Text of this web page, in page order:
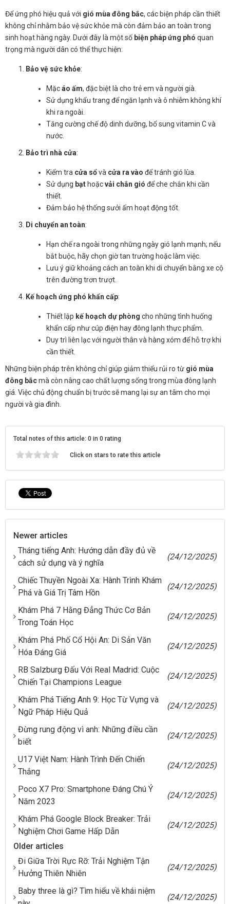
Để ứng phó hiệu quả với gió mùa đông bắc, các biện pháp cần thiết
không chỉ nhằm bảo vệ sức khỏe mà còn đảm bảo an toàn trong
sinh hoạt hàng ngày. Dưới đây là một số biện pháp ứng phó quan
trọng mà người dân có thể thực hiện:
Bảo vệ sức khỏe:
Mặcáo ấm, đặc biệt là cho trẻ em và người già.
Sử dụng khẩu trang để ngăn lạnh và ô nhiễm không khí
khi ra ngoài.
Tăng cường chế độ dinh dưỡng, bổ sung vitamin C và
nước.
Bảo trì nhà cửa:
Kiểm tra cửa sổvà cửa ra vào để tránh gió lùa.
Sử dụng bạt hoặcvải chắn gió để che chắn khi cần
thiết.
Đảm bảo hệ thống sưởi ấm hoạt động tốt.
Di chuyển an toàn:
Hạn chế ra ngoài trong những ngày gió lạnh mạnh; nếu
bắt buộc, hãy chọn giờ tan trường hoặc làm việc.
Lưu ý giữ khoảng cách an toàn khi di chuyển bằng xe cộ
trên đường trơn trượt.
Kế hoạch ứng phó khẩn cấp:
Thiết lập kế hoạch dự phòng cho những tình huống
khẩn cấp như cúp điện hay đông lạnh thực phẩm.
Duy trì liên lạc với người thân và hàng xóm để hỗ trợ khi
cần thiết.
Những biện pháp trên không chỉ giúp giảm thiểu rủi ro từ gió mùa
đông bắcmà còn nâng cao chất lượng sống trong mùa đông lạnh
giá. Việc chủ động chuẩn bị trước sẽ mang lại sự an tâm cho mọi
người và gia đình.
Total notes of this article: 0 in 0 rating
Click on stars to rate this article
Newer articles
Tháng tiếng Anh: Hướng dẫn đầy đủ về
cách sử dụng và ý nghĩa
(24/12/2025)
Chiếc Thuyền Ngoài Xa: Hành Trình Khám
Phá và Giá Trị Tâm Hồn
(24/12/2025)
Khám Phá 7 Hằng Đẳng Thức Cơ Bản
Trong Toán Học
(24/12/2025)
Khám Phá Phố Cổ Hội An: Di Sản Văn
Hóa Đáng Giá
(24/12/2025)
RB Salzburg Đấu Với Real Madrid: Cuộc
Chiến Tại Champions League
(24/12/2025)
Khám Phá Tiếng Anh 9: Học Từ Vựng và
Ngữ Pháp Hiệu Quả
(24/12/2025)
Đừng rung động vì anh: Những điều cần
biết
(24/12/2025)
U17 Việt Nam: Hành Trình Đến Chiến
Thắng
(24/12/2025)
Poco X7 Pro: Smartphone Đáng Chú Ý
Năm 2023
(24/12/2025)
Khám Phá Google Block Breaker: Trải
Nghiệm Chơi Game Hấp Dẫn
(24/12/2025)
Older articles
Đi Giữa Trời Rực Rỡ: Trải Nghiệm Tận
Hưởng Thiên Nhiên
(24/12/2025)
Baby three là gì? Tìm hiểu về khái niệm
(24/12/2025)